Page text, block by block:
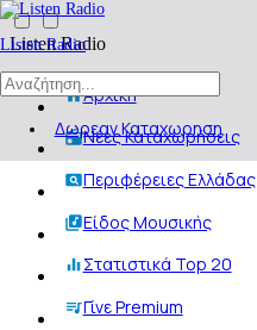
Listen Radio
Δωρεαν Καταχωρηση
Listen Radio
Αρχική
Νέες Καταχωρήσεις
Περιφέρειες Ελλάδας
Είδος Μουσικής
Στατιστικά Top 20
Γίνε Premium